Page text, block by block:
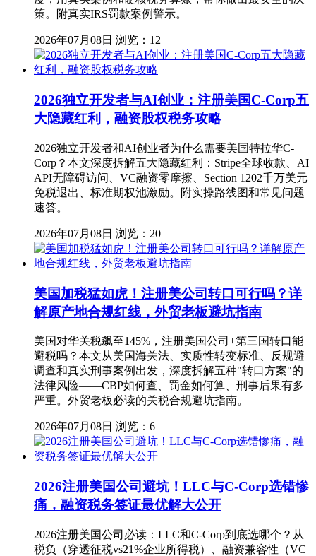
策。附真实IRS罚款案例警示。
2026年07月08日 浏览：12
2026独立开发者与AI创业：注册美国C-Corp五
大隐藏红利，融资股权税务攻略
2026独立开发者和AI创业者为什么需要美国特拉华C-
Corp？本文深度拆解五大隐藏红利：Stripe全球收款、AI
API无障碍访问、VC融资零摩擦、Section 1202千万美元
免税退出、标准期权池激励。附实操路线图和常见问题
速答。
2026年07月08日 浏览：20
美国加税猛如虎！注册美公司转口可行吗？详
解原产地合规红线，外贸老板避坑指南
美国对华关税飙至145%，注册美国公司+第三国转口能
避税吗？本文从美国海关法、实质性转变标准、反规避
调查和真实刑事案例出发，深度拆解五种"转口方案"的
法律风险——CBP如何查、罚金如何算、刑事后果有多
严重。外贸老板必读的关税合规避坑指南。
2026年07月08日 浏览：6
2026注册美国公司避坑！LLC与C-Corp选错惨
痛，融资税务签证最优解大公开
2026注册美国公司必读：LLC和C-Corp到底选哪个？从
税负（穿透征税vs21%企业所得税）、融资兼容性（VC